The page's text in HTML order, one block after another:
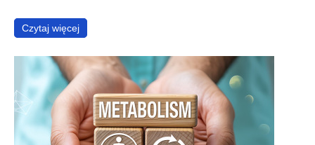
Czytaj więcej